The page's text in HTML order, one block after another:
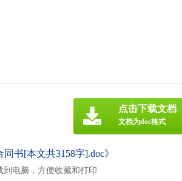
书[本文共3158字].doc》
到电脑，方便收藏和打印
点击下载文档
文档为doc格式